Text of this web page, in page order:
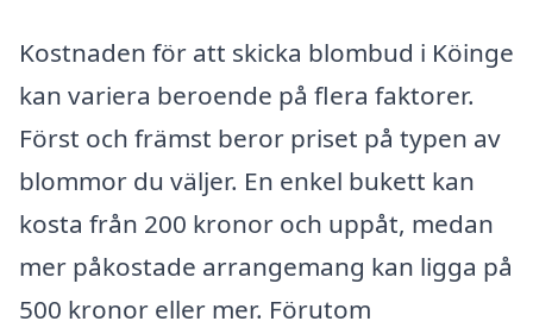
Kostnaden för att skicka blombud i Köinge
kan variera beroende på flera faktorer.
Först och främst beror priset på typen av
blommor du väljer. En enkel bukett kan
kosta från 200 kronor och uppåt, medan
mer påkostade arrangemang kan ligga på
500 kronor eller mer. Förutom